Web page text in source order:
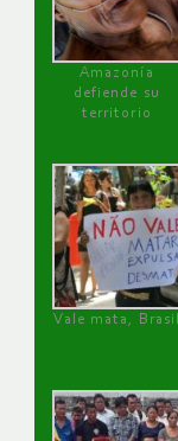
Amazonía
defiende su
territorio
Vale mata, Brasil